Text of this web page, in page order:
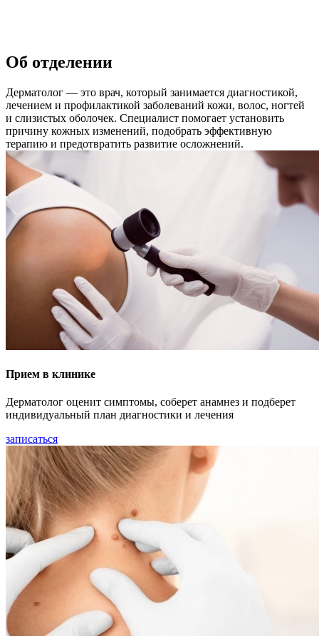
Об отделении
Дерматолог — это врач, который занимается диагностикой,
лечением и профилактикой заболеваний кожи, волос, ногтей
и слизистых оболочек. Специалист помогает установить
причину кожных изменений, подобрать эффективную
терапию и предотвратить развитие осложнений.
Прием в клинике
Дерматолог оценит симптомы, соберет анамнез и подберет
индивидуальный план диагностики и лечения
записаться